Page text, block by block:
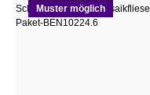
Muster möglich